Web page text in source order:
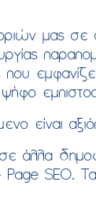
μας σε
είναι
άλλα
SEO.